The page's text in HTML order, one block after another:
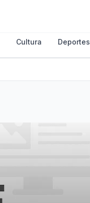
Cultura Deportes